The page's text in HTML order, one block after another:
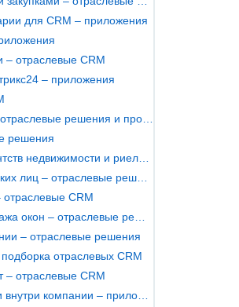
для CRM – приложения
отраслевые CRM
– приложения
решения
CRM
– отраслевые решения
подборка отраслевых CRM
– отраслевые CRM